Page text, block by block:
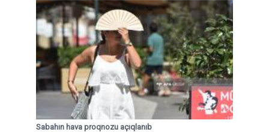
Sabahın hava proqnozu açıqlanıb